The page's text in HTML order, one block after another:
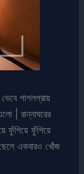
পাগলপ্রায়
| রান্নাঘরের
ফুঁপিয়ে ফুঁপিয়ে
একবারও খোঁজ